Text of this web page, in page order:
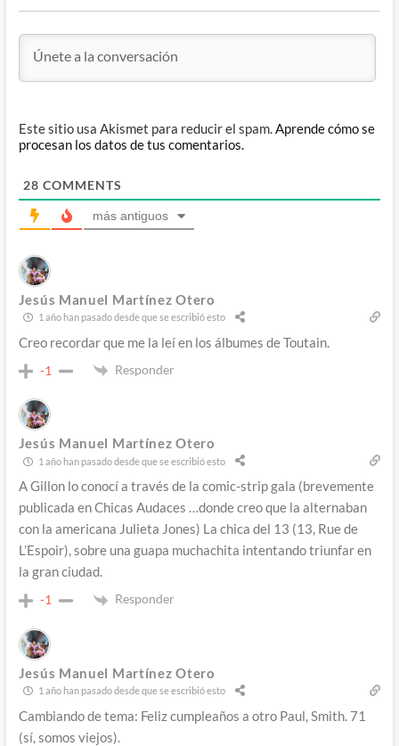
Este sitio usa Akismet para reducir el spam.Aprende cómo se
procesan los datos de tus comentarios.
28 COMMENTS
más antiguos
Jesús Manuel Martínez Otero
1 año han pasado desde que se escribió esto
Creo recordar que me la leí en los álbumes de Toutain.
-1 Responder
Jesús Manuel Martínez Otero
1 año han pasado desde que se escribió esto
A Gillon lo conocí a través de la comic-strip gala (brevemente
publicada en Chicas Audaces …donde creo que la alternaban
con la americana Julieta Jones) La chica del 13 (13, Rue de
L’Espoir), sobre una guapa muchachita intentando triunfar en
la gran ciudad.
-1 Responder
Jesús Manuel Martínez Otero
1 año han pasado desde que se escribió esto
Cambiando de tema: Feliz cumpleaños a otro Paul, Smith. 71
(sí, somos viejos).